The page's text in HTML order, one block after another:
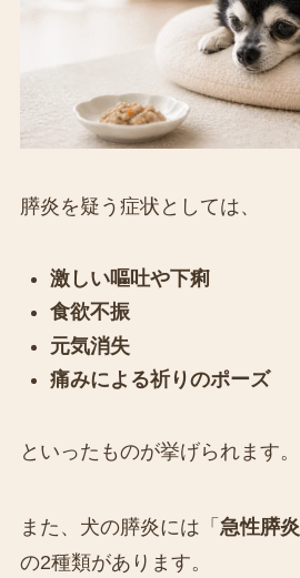
膵炎を疑う症状としては、
激しい嘔吐や下痢
食欲不振
元気消失
痛みによる祈りのポーズ
といったものが挙げられます。
また、犬の膵炎には「 急性膵炎
の2種類があります。